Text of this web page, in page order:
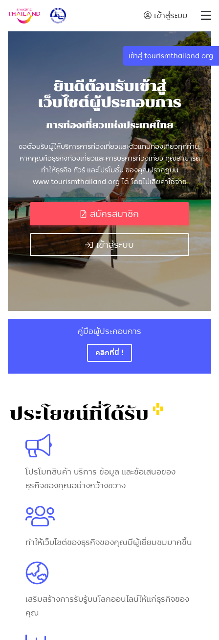
เข้าสู่ระบบ
เข้าสู่ tourismthailand.org
ยินดีต้อนรับเข้าสู่
เว็บไซต์ผู้ประกอบการ
การท่องเที่ยวแห่งประเทศไทย
ขอต้อนรับผู้ให้บริการการท่องเที่ยวและตัวแทนท่องเที่ยวทุกท่าน.
หากคุณคือธุรกิจท่องเที่ยวและการบริการท่องเที่ยว คุณสามารถ
ทำให้ธุรกิจ ทัวร์ และโปรโมชั่น ของคุณปรากฏบน
www.tourismthailand.org ได้ โดยไม่เสียค่าใช้จ่าย
สมัครสมาชิก
เข้าสู่ระบบ
คู่มือผู้ประกอบการ
คลิกที่นี่ !
ประโยชน์ที่ได้รับ
โปรโมทสินค้า บริการ ข้อมูล และข้อเสนอของ
ธุรกิจของคุณอย่างกว้างขวาง
ทำให้เว็บไซต์ของธุรกิจของคุณมีผู้เยี่ยมชมมากขึ้น
เสริมสร้างการรับรู้บนโลกออนไลน์ให้แก่ธุรกิจของ
คุณ